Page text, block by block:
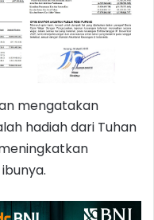
mengatakan
hadiah dari Tuhan